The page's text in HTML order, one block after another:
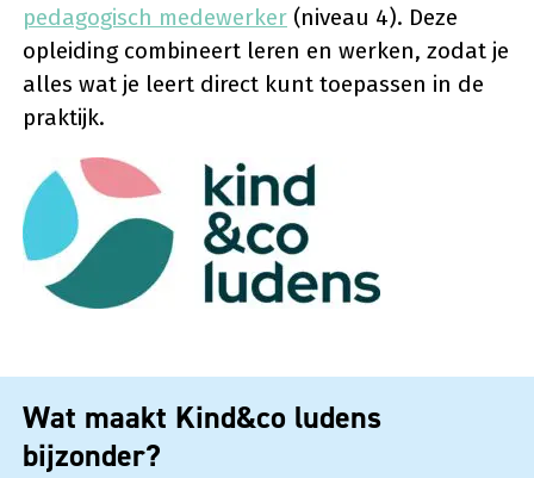
pedagogisch medewerker (niveau 4). Deze
opleiding combineert leren en werken, zodat je
alles wat je leert direct kunt toepassen in de
praktijk.
Wat maakt Kind&co ludens
bijzonder?